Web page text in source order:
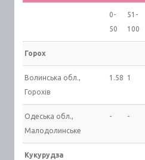
0-
50
51-
100
Горох
Волинська обл.,
Горохів
1.58 1
Одеська обл.,
Малодолинське
- -
Кукурудза